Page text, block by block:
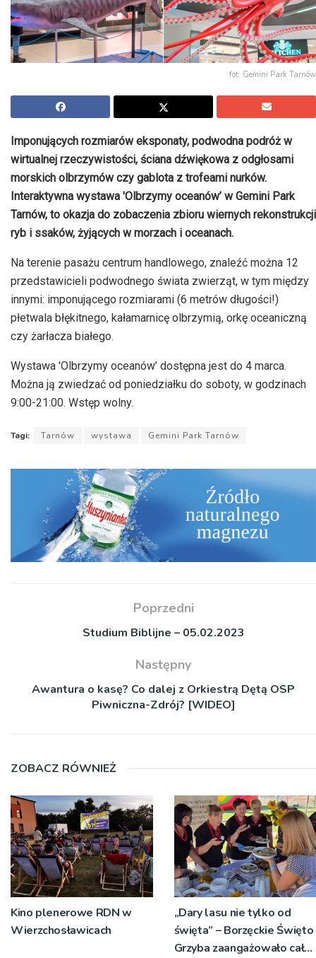
fot. Gemini Park Tarnów
Imponujących rozmiarów eksponaty, podwodna podróż w
wirtualnej rzeczywistości, ściana dźwiękowa z odgłosami
morskich olbrzymów czy gablota z trofeami nurków.
Interaktywna wystawa 'Olbrzymy oceanów’ w Gemini Park
Tarnów, to okazja do zobaczenia zbioru wiernych rekonstrukcji
ryb i ssaków, żyjących w morzach i oceanach.
Na terenie pasażu centrum handlowego, znaleźć można 12
przedstawicieli podwodnego świata zwierząt, w tym między
innymi: imponującego rozmiarami (6 metrów długości!)
płetwala błękitnego, kałamarnicę olbrzymią, orkę oceaniczną
czy żarłacza białego.
Wystawa 'Olbrzymy oceanów’ dostępna jest do 4 marca.
Można ją zwiedzać od poniedziałku do soboty, w godzinach
9:00-21:00. Wstęp wolny.
Tagi: Tarnów wystawa Gemini Park Tarnów
Poprzedni
Studium Biblijne – 05.02.2023
Następny
Awantura o kasę? Co dalej z Orkiestrą Dętą OSP
Piwniczna-Zdrój? [WIDEO]
ZOBACZ RÓWNIEŻ
Kino plenerowe RDN w
Wierzchosławicach
„Dary lasu nie tylko od
święta” – Borzęckie Święto
Grzyba zaangażowało całe